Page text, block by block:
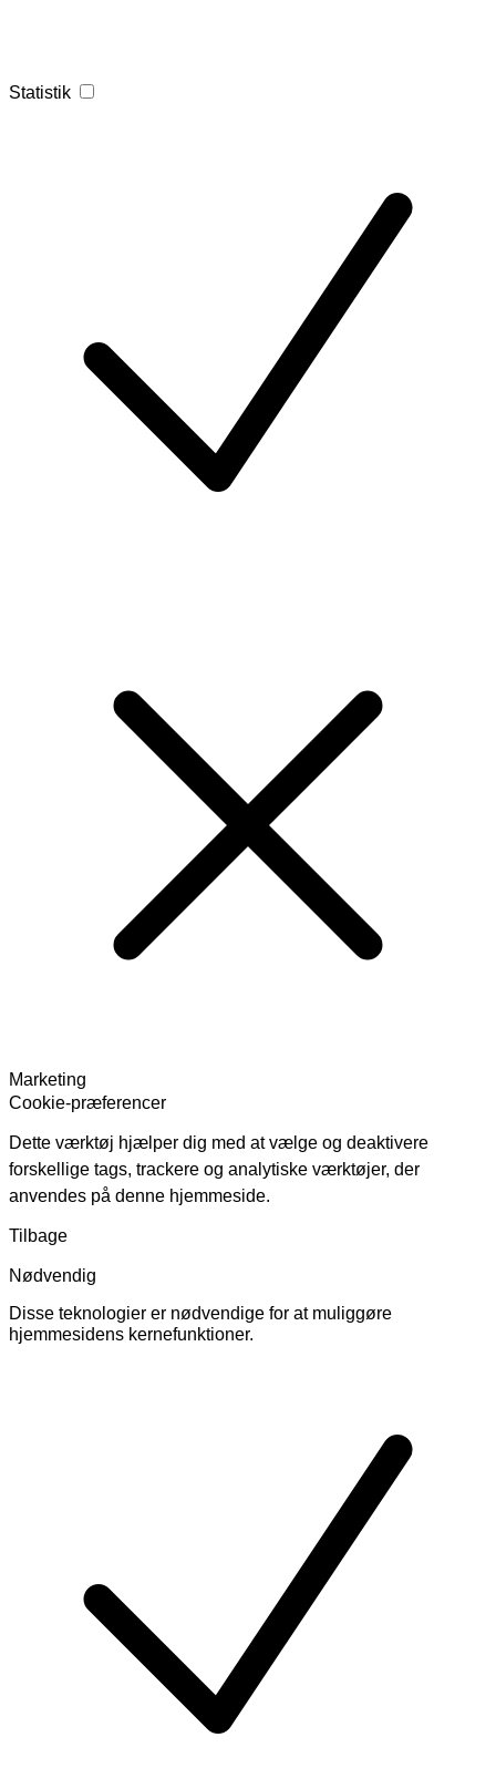
Statistik
Marketing
Cookie-præferencer
Dette værktøj hjælper dig med at vælge og deaktivere
forskellige tags, trackere og analytiske værktøjer, der
anvendes på denne hjemmeside.
Tilbage
Nødvendig
Disse teknologier er nødvendige for at muliggøre
hjemmesidens kernefunktioner.